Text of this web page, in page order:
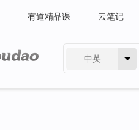
有道精品课 云笔记
中英